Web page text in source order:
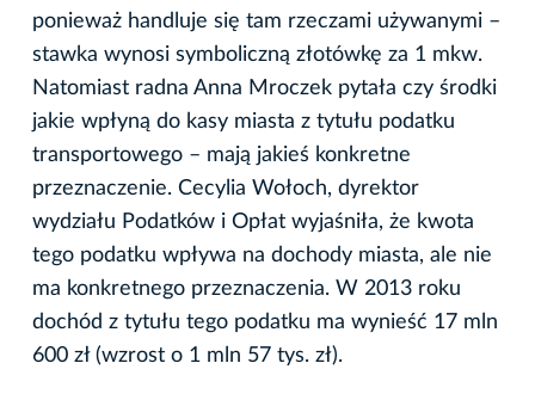
ponieważ handluje się tam rzeczami używanymi –
stawka wynosi symboliczną złotówkę za 1 mkw.
Natomiast radna Anna Mroczek pytała czy środki
jakie wpłyną do kasy miasta z tytułu podatku
transportowego – mają jakieś konkretne
przeznaczenie. Cecylia Wołoch, dyrektor
wydziału Podatków i Opłat wyjaśniła, że kwota
tego podatku wpływa na dochody miasta, ale nie
ma konkretnego przeznaczenia. W 2013 roku
dochód z tytułu tego podatku ma wynieść 17 mln
600 zł (wzrost o 1 mln 57 tys. zł).